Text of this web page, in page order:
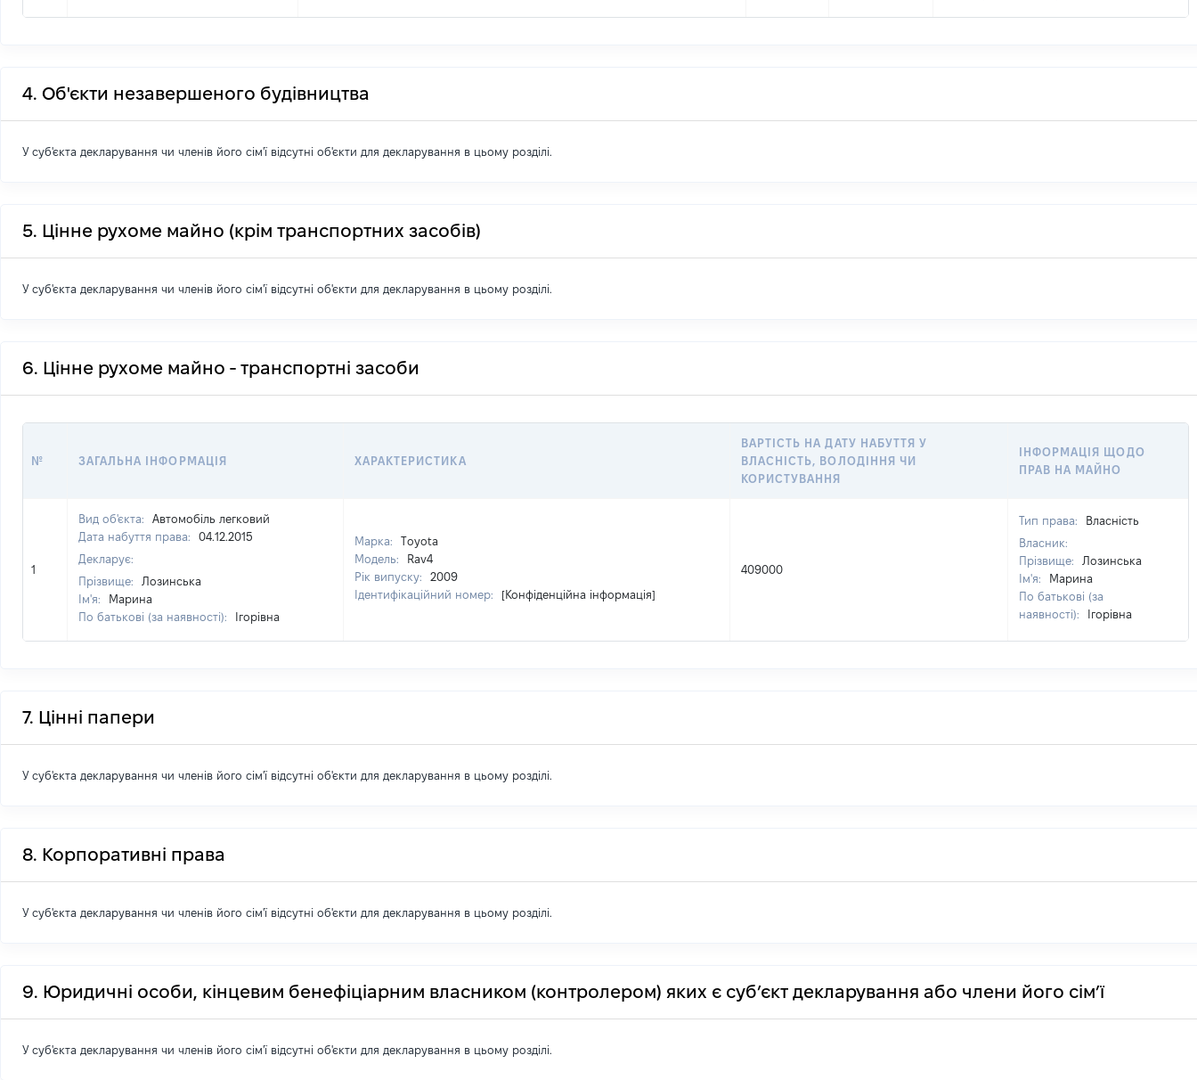
4. Об'єкти незавершеного будівництва
У суб'єкта декларування чи членів його сім'ї відсутні об'єкти для декларування в цьому розділі.
5. Цінне рухоме майно (крім транспортних засобів)
У суб'єкта декларування чи членів його сім'ї відсутні об'єкти для декларування в цьому розділі.
6. Цінне рухоме майно - транспортні засоби
№ ЗАГАЛЬНА ІНФОРМАЦІЯ ХАРАКТЕРИСТИКА
ВАРТІСТЬ НА ДАТУ НАБУТТЯ У
ВЛАСНІСТЬ, ВОЛОДІННЯ ЧИ
КОРИСТУВАННЯ
ІНФОРМАЦІЯ ЩОДО
ПРАВ НА МАЙНО
1
Вид об'єкта:
Автомобіль легковий
Дата набуття права:
04.12.2015
Декларує:
Прізвище:
Лозинська
Ім'я:
Марина
По батькові (за наявності):
Ігорівна
Марка:
Тoyota
Модель:
Rav4
Рік випуску:
2009
Ідентифікаційний номер:
[Конфіденційна інформація]
409000
Тип права:
Власність
Власник:
Прізвище:
Лозинська
Ім'я:
Марина
По батькові (за
наявності):
Ігорівна
7. Цінні папери
У суб'єкта декларування чи членів його сім'ї відсутні об'єкти для декларування в цьому розділі.
8. Корпоративні права
У суб'єкта декларування чи членів його сім'ї відсутні об'єкти для декларування в цьому розділі.
9. Юридичні особи, кінцевим бенефіціарним власником (контролером) яких є суб’єкт декларування або члени його сім’ї
У суб'єкта декларування чи членів його сім'ї відсутні об'єкти для декларування в цьому розділі.